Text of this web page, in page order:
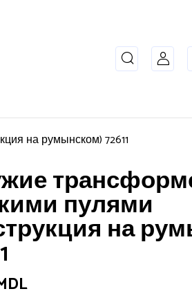
на румынском) 72611
пулями
на